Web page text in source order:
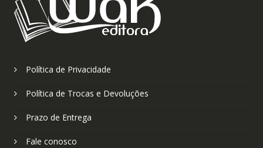
Política de Privacidade
Política de Trocas e Devoluções
Prazo de Entrega
Fale conosco